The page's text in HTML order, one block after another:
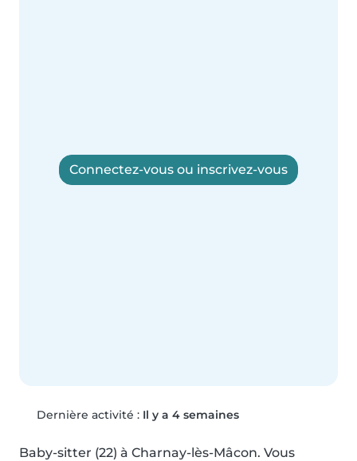
Connectez-vous ou inscrivez-vous
Dernière activité : Il y a 4 semaines
Baby-sitter (22) à Charnay-lès-Mâcon. Vous